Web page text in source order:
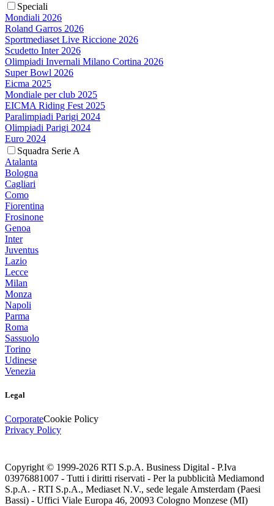
Speciali
Mondiali 2026
Roland Garros 2026
Sportmediaset Live Riccione 2026
Scudetto Inter 2026
Olimpiadi Invernali Milano Cortina 2026
Super Bowl 2026
Eicma 2025
Mondiale per club 2025
EICMA Riding Fest 2025
Paralimpiadi Parigi 2024
Olimpiadi Parigi 2024
Euro 2024
Squadra Serie A
Atalanta
Bologna
Cagliari
Como
Fiorentina
Frosinone
Genoa
Inter
Juventus
Lazio
Lecce
Milan
Monza
Napoli
Parma
Roma
Sassuolo
Torino
Udinese
Venezia
Legal
CorporateCookie Policy
Privacy Policy
Copyright © 1999-2026 RTI S.p.A. Business Digital - P.Iva
03976881007 - Tutti i diritti riservati - Per la pubblicità Mediamond
S.p.A. - RTI S.p.A., Mediaset N.V., sede legale Amsterdam (Paesi
Bassi) - Uffici Viale Europa 46, 20093 Cologno Monzese (MI)